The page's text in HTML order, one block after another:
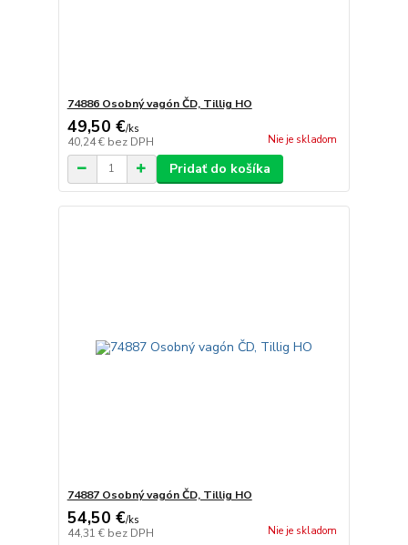
74886 Osobný vagón ČD, Tillig HO
49,50 €/ks
40,24 € bez DPH Nie je skladom
Pridať do košíka
74887 Osobný vagón ČD, Tillig HO
54,50 €/ks
44,31 € bez DPH Nie je skladom